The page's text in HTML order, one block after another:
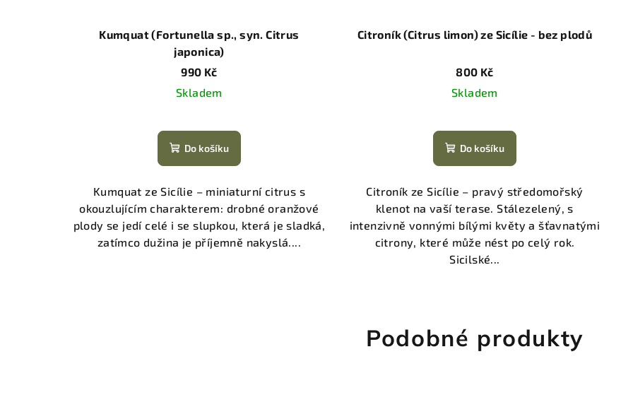
Kumquat (Fortunella sp., syn. Citrus
japonica)
990 Kč
Skladem
Do košíku
Kumquat ze Sicílie – miniaturní citrus s
okouzlujícím charakterem: drobné oranžové
plody se jedí celé i se slupkou, která je sladká,
zatímco dužina je příjemně nakyslá....
Citroník (Citrus limon) ze Sicílie - bez plodů
800 Kč
Skladem
Do košíku
Citroník ze Sicílie – pravý středomořský
klenot na vaší terase. Stálezelený, s
intenzivně vonnými bílými květy a šťavnatými
citrony, které může nést po celý rok.
Sicilské...
Podobné produkty